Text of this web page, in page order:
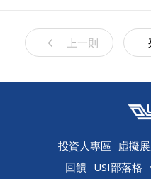
上一則
投資人專區 虛擬
回饋 USI部落格